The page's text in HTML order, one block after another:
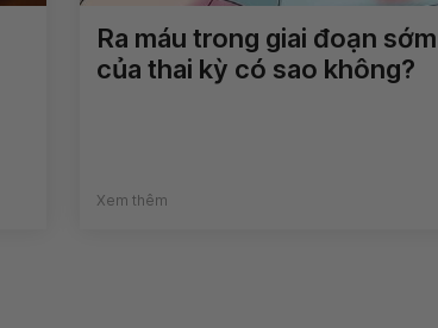
Ra máu trong giai đoạn sớm
của thai kỳ có sao không?
Xem thêm